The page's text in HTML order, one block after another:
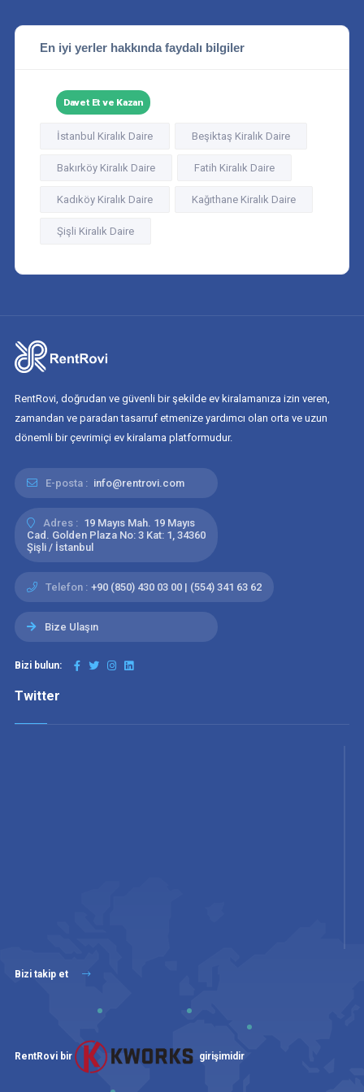
En iyi yerler hakkında faydalı bilgiler
Davet Et ve Kazan
İstanbul Kiralık Daire Beşiktaş Kiralık Daire
Bakırköy Kiralık Daire Fatih Kiralık Daire
Kadıköy Kiralık Daire Kağıthane Kiralık Daire
Şişli Kiralık Daire
RentRovi, doğrudan ve güvenli bir şekilde ev kiralamanıza izin veren,
zamandan ve paradan tasarruf etmenize yardımcı olan orta ve uzun
dönemli bir çevrimiçi ev kiralama platformudur.
E-posta : info@rentrovi.com
Adres : 19 Mayıs Mah. 19 Mayıs
Cad. Golden Plaza No: 3 Kat: 1, 34360
Şişli / İstanbul
Telefon : +90 (850) 430 03 00 | (554) 341 63 62
Bize Ulaşın
Bizi bulun:
Twitter
Bizi takip et
RentRovi bir girişimidir